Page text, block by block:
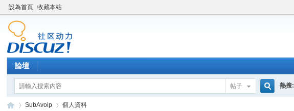
設為首頁 收藏本站
論壇
帖子 熱搜:
SubAvoip 個人資料